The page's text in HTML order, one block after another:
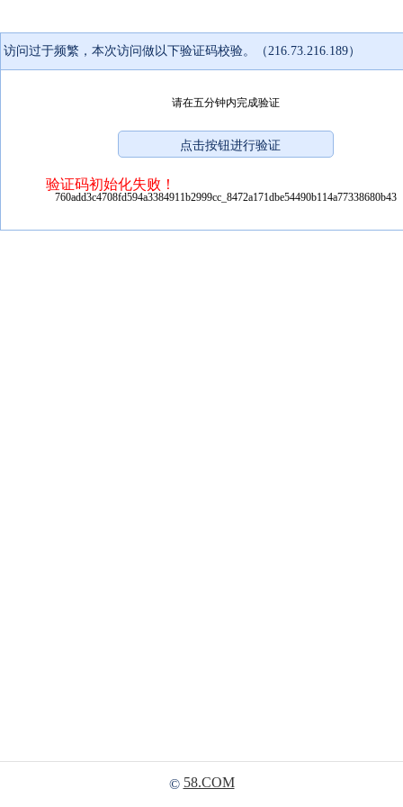
访问过于频繁，本次访问做以下验证码校验。（216.73.216.189）
请在五分钟内完成验证
验证码初始化失败！
760add3c4708fd594a3384911b2999cc_8472a171dbe54490b114a77338680b43
© 58.COM